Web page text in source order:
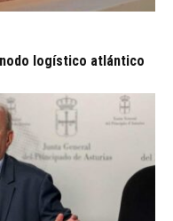
logístico atlántico